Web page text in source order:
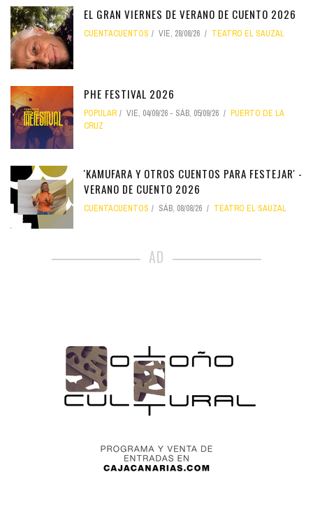
EL GRAN VIERNES DE VERANO DE CUENTO 2026
CUENTACUENTOS VIE, 28/08/26 TEATRO EL SAUZAL
PHE FESTIVAL 2026
POPULAR VIE, 04/09/26 - SÁB, 05/09/26
PUERTO DE LA
CRUZ
'KAMUFARA Y OTROS CUENTOS PARA FESTEJAR' -
VERANO DE CUENTO 2026
CUENTACUENTOS SÁB, 08/08/26 TEATRO EL SAUZAL
AD